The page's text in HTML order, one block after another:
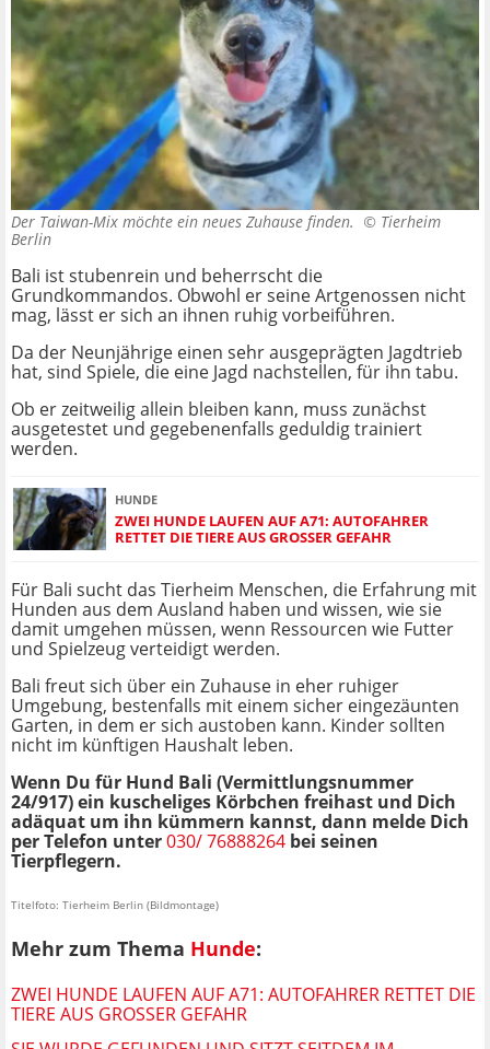
Der Taiwan-Mix möchte ein neues Zuhause finden. © Tierheim
Berlin
Bali ist stubenrein und beherrscht die
Grundkommandos. Obwohl er seine Artgenossen nicht
mag, lässt er sich an ihnen ruhig vorbeiführen.
Da der Neunjährige einen sehr ausgeprägten Jagdtrieb
hat, sind Spiele, die eine Jagd nachstellen, für ihn tabu.
Ob er zeitweilig allein bleiben kann, muss zunächst
ausgetestet und gegebenenfalls geduldig trainiert
werden.
HUNDE
ZWEI HUNDE LAUFEN AUF A71: AUTOFAHRER
RETTET DIE TIERE AUS GROSSER GEFAHR
Für Bali sucht das Tierheim Menschen, die Erfahrung mit
Hunden aus dem Ausland haben und wissen, wie sie
damit umgehen müssen, wenn Ressourcen wie Futter
und Spielzeug verteidigt werden.
Bali freut sich über ein Zuhause in eher ruhiger
Umgebung, bestenfalls mit einem sicher eingezäunten
Garten, in dem er sich austoben kann. Kinder sollten
nicht im künftigen Haushalt leben.
Wenn Du für Hund Bali (Vermittlungsnummer
24/917) ein kuscheliges Körbchen freihast und Dich
adäquat um ihn kümmern kannst, dann melde Dich
per Telefon unter030/ 76888264 bei seinen
Tierpflegern.
Titelfoto: Tierheim Berlin (Bildmontage)
Mehr zum Thema Hunde:
ZWEI HUNDE LAUFEN AUF A71: AUTOFAHRER RETTET DIE
TIERE AUS GROSSER GEFAHR